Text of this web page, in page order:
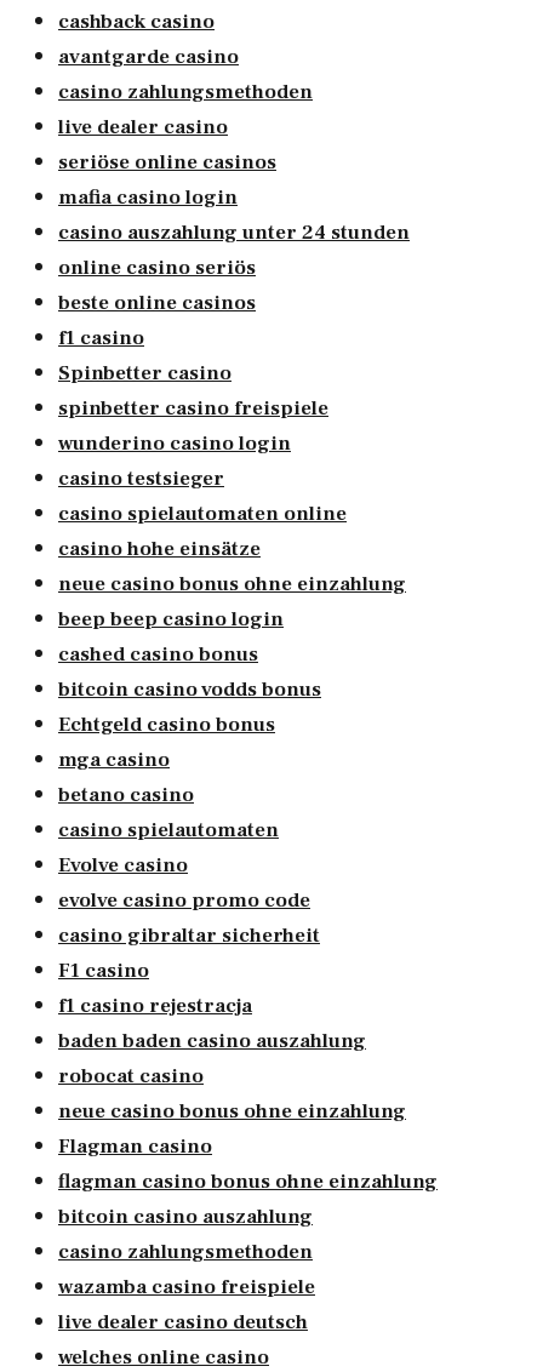
cashback casino
avantgarde casino
casino zahlungsmethoden
live dealer casino
seriöse online casinos
mafia casino login
casino auszahlung unter 24 stunden
online casino seriös
beste online casinos
f1 casino
Spinbetter casino
spinbetter casino freispiele
wunderino casino login
casino testsieger
casino spielautomaten online
casino hohe einsätze
neue casino bonus ohne einzahlung
beep beep casino login
cashed casino bonus
bitcoin casino vodds bonus
Echtgeld casino bonus
mga casino
betano casino
casino spielautomaten
Evolve casino
evolve casino promo code
casino gibraltar sicherheit
F1 casino
f1 casino rejestracja
baden baden casino auszahlung
robocat casino
neue casino bonus ohne einzahlung
Flagman casino
flagman casino bonus ohne einzahlung
bitcoin casino auszahlung
casino zahlungsmethoden
wazamba casino freispiele
live dealer casino deutsch
welches online casino